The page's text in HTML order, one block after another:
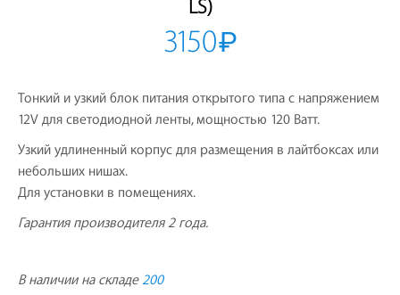
LS)
3150₽
Тонкий и узкий блок питания открытого типа с напряжением
12V для светодиодной ленты, мощностью 120 Ватт.
Узкий удлиненный корпус для размещения в лайтбоксах или
небольших нишах.
Для установки в помещениях.
Гарантия производителя 2 года.
В наличии на складе200